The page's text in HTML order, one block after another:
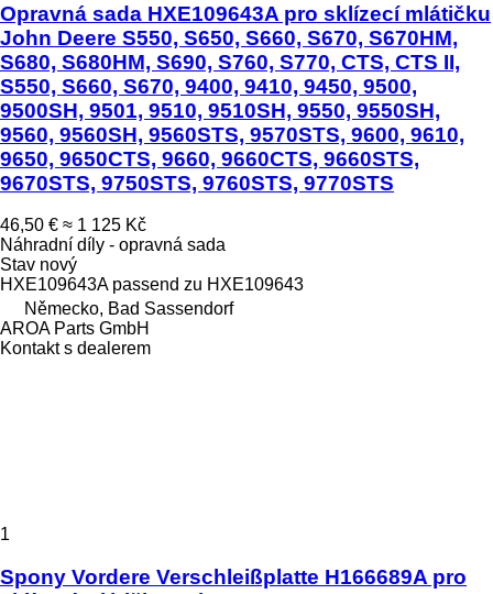
Opravná sada HXE109643A pro sklízecí mlátičku
John Deere S550, S650, S660, S670, S670HM,
S680, S680HM, S690, S760, S770, CTS, CTS II,
S550, S660, S670, 9400, 9410, 9450, 9500,
9500SH, 9501, 9510, 9510SH, 9550, 9550SH,
9560, 9560SH, 9560STS, 9570STS, 9600, 9610,
9650, 9650CTS, 9660, 9660CTS, 9660STS,
9670STS, 9750STS, 9760STS, 9770STS
46,50 € ≈ 1 125 Kč
Náhradní díly - opravná sada
Stav nový
HXE109643A passend zu HXE109643
Německo, Bad Sassendorf
AROA Parts GmbH
Kontakt s dealerem
1
Spony Vordere Verschleißplatte H166689A pro